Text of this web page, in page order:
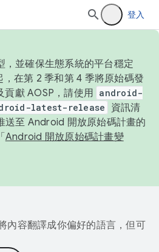
登入
，並確保生態系統的平台穩定
在第 2 季和第 4 季將原始碼發
貢獻 AOSP，請使用 android-
latest-release
資訊清
送至 Android 開放原始碼計畫的
Android 開放原始碼計畫變
內容翻譯成你偏好的語言，但可